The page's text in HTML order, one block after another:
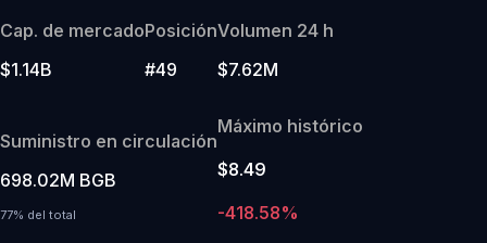
Cap. de mercado
$1.14B
Posición
#49
Volumen 24 h
$7.62M
Suministro en circulación
698.02M BGB
77% del total
Máximo histórico
$8.49
-418.58%